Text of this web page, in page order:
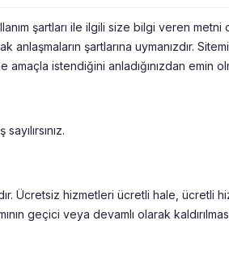
şartları ile ilgili size bilgi veren metni
şartlarına uymanızdır.
istendiğini anladığınızdan emin
Ücretsiz hizmetleri ücretli hale, ücretli
geçici veya devamlı olarak